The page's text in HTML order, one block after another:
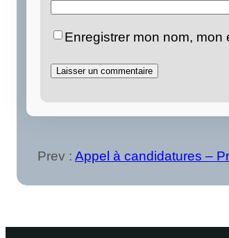
Enregistrer mon nom,
Prev :Appel à candidatures –